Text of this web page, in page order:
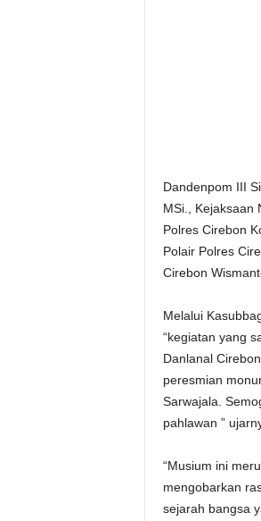
Dandenpom III
MSi., Kejaksaan
Polres Cirebon
Polair Polres
Cirebon
Melalui
“kegiatan yang
Danlanal
peresmian
Sarwajala.
pahlawan ”
“Musium ini
mengobarkan
sejarah bangsa